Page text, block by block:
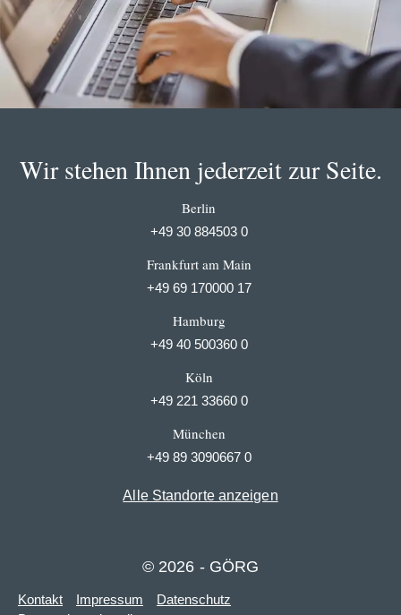
Wir stehen Ihnen jederzeit zur Seite.
Berlin
+49 30 884503 0
Frankfurt am Main
+49 69 170000 17
Hamburg
+49 40 500360 0
Köln
+49 221 33660 0
München
+49 89 3090667 0
Alle Standorte anzeigen
© 2026 - GÖRG
Kontakt Impressum
Datenschutz